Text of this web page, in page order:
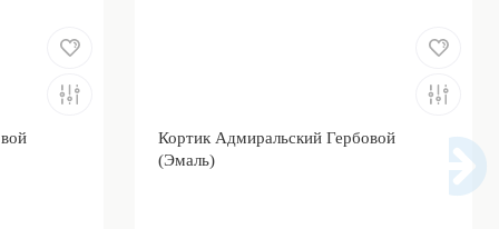
Кортик Адмиральский Гербовой
(Эмаль)